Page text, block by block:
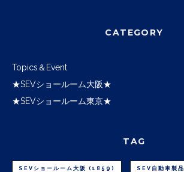
CATEGORY
Topics＆Event
★SEVショールーム大阪★
★SEVショールーム東京★
TAG
SEVショールーム大阪 (1859) SEV自動車製品